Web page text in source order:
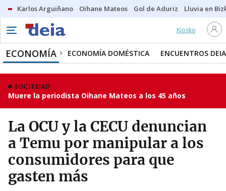
Karlos Arguiñano Oihane Mateos Gol de Aduriz Lluvia en
Kiosko
ECONOMÍA ECONOMÍA DOMÉSTICA ENCUENTROS DEIA
SOCIEDAD
Muere la periodista Oihane Mateos a los 45 años
La OCU y la CECU denuncian
a Temu por manipular a los
consumidores para que
gasten más